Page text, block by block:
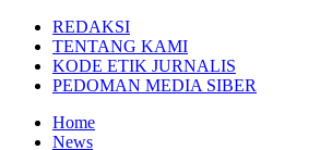
REDAKSI
TENTANG KAMI
KODE ETIK JURNALIS
PEDOMAN MEDIA SIBER
Home
News